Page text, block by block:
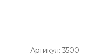
Артикул: 3500